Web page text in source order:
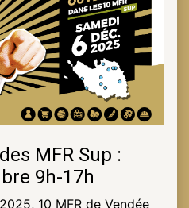
MFR Sup :
9h-17h
10 MFR de Vendée